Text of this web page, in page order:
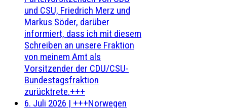
und CSU, Friedrich Merz und
Markus Söder, darüber
informiert, dass ich mit diesem
Schreiben an unsere Fraktion
von meinem Amt als
Vorsitzender der CDU/CSU-
Bundestagsfraktion
zurücktrete.+++
6. Juli 2026 | +++Norwegen